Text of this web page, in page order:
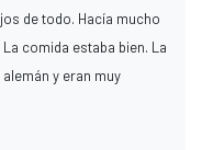
de todo. Hacía mucho
comida estaba bien. La
y eran muy